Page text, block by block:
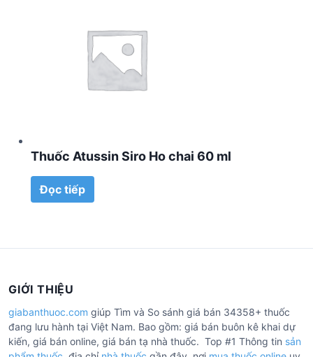
Thuốc Atussin Siro Ho chai 60 ml
Đọc tiếp
GIỚI THIỆU
giabanthuoc.com giúp Tìm và So sánh giá bán 34358+ thuốc
đang lưu hành tại Việt Nam. Bao gồm: giá bán buôn kê khai dự
kiến, giá bán online, giá bán tạ nhà thuốc. Top #1 Thông tin sản